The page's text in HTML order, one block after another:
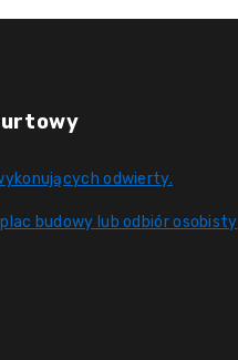
odwierty.
budowy lub odbiór osobisty